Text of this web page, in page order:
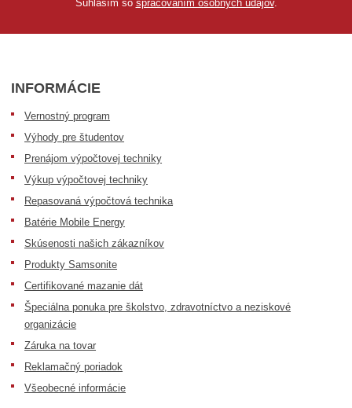
Súhlasím so spracovaním osobných údajov.
INFORMÁCIE
Vernostný program
Výhody pre študentov
Prenájom výpočtovej techniky
Výkup výpočtovej techniky
Repasovaná výpočtová technika
Batérie Mobile Energy
Skúsenosti našich zákazníkov
Produkty Samsonite
Certifikované mazanie dát
Špeciálna ponuka pre školstvo, zdravotníctvo a neziskové
organizácie
Záruka na tovar
Reklamačný poriadok
Všeobecné informácie